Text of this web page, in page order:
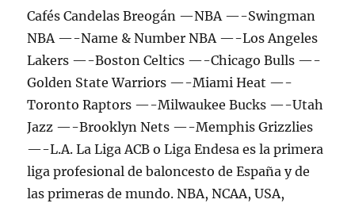
Cafés Candelas Breogán —NBA —-Swingman
NBA —-Name & Number NBA —-Los Angeles
Lakers —-Boston Celtics —-Chicago Bulls —-
Golden State Warriors —-Miami Heat —-
Toronto Raptors —-Milwaukee Bucks —-Utah
Jazz —-Brooklyn Nets —-Memphis Grizzlies
—-L.A. La Liga ACB o Liga Endesa es la primera
liga profesional de baloncesto de España y de
las primeras de mundo. NBA, NCAA, USA,